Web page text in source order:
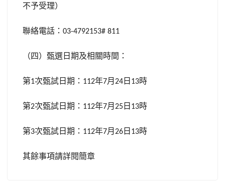
不予受理）
聯絡電話： 03-4792153# 811
（四）甄選日期及相關時間：
第1次甄試日期： 112年7月 24 日 13時
第2次甄試日期： 112年7月 25 日 13時
第3次甄試日期： 112年7月 26 日 13時
其餘事項請詳閱簡章